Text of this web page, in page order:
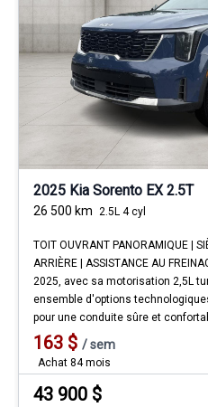
2025 Kia Sorento EX 2.5T
26 500 km 2.5L 4 cyl
TOIT OUVRANT PANORAMIQUE |
ARRIÈRE | ASSISTANCE AU
2025, avec sa motorisation 2,5L
ensemble d'options
pour une conduite sûre et
163 $ /sem
Achat 84 mois
43 900 $